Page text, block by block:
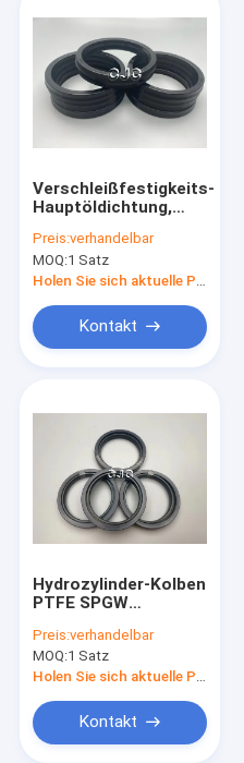
VR-Show
Über uns
Kontakt mit uns
Neuigkeiten
Blog
Hydraulische Rollsiegel-
Hydraulikmotor-
Regelventil-Dichtungs-
Mitte-gemeinsame
Verschleißfestigkeits-
Hauptöldichtung,
hydraulisches
Rollsiegel-PU-
Material
Preis:verhandelbar
MOQ:1 Satz
Holen Sie sich aktuelle Preis
Kontakt
Hydrozylinder-Kolben
PTFE SPGW
14080 mit
Druckfestigkeit
Preis:verhandelbar
MOQ:1 Satz
Holen Sie sich aktuelle Preis
Kontakt